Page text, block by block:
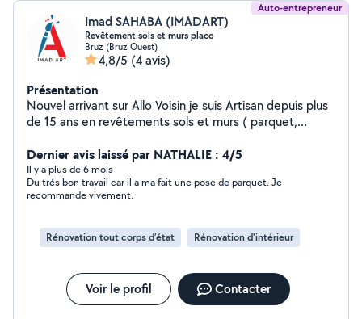
Auto-entrepreneur
Imad SAHABA (IMADART)
Revêtement sols et murs placo
Bruz (Bruz Ouest)
4,8/5 (4 avis)
Présentation
Nouvel arrivant sur Allo Voisin je suis Artisan depuis plus
de 15 ans en revêtements sols et murs ( parquet,
bande à placo, peinture, tapisserie faïence etc.....). Je
travaille avec mon apprenti. Je suis sous le statut d'auto
entrepreneur donc pas de facturation de TVA. Je suis
disponible pour vous rencontrer sur les lieux de vos
vous faire un devis ainsi que de vous conseiller dans le
choix des matériaux. Je reste à votre disposition Au
Dernier avis laissé par NATHALIE : 4/5
Il y a plus de 6 mois
Du trés bon travail car il a ma fait une pose de parquet. Je
recommande vivement.
Rénovation tout corps d’état Rénovation d'intérieur
Voir le profil Contacter